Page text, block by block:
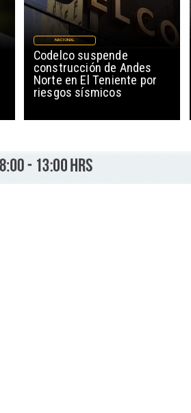
Codelco suspende
construcción de Andes
Norte en El Teniente por
riesgos sísmicos
NACIONAL